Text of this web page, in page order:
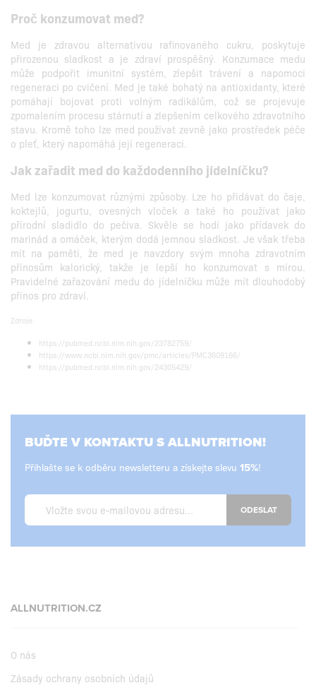
Proč konzumovat med?
Med je zdravou alternativou rafinovaného cukru, poskytuje
přirozenou sladkost a je zdraví prospěšný. Konzumace medu
může podpořit imunitní systém, zlepšit trávení a napomoci
regeneraci po cvičení. Med je také bohatý na antioxidanty, které
pomáhají bojovat proti volným radikálům, což se projevuje
zpomalením procesu stárnutí a zlepšením celkového zdravotního
stavu. Kromě toho lze med používat zevně jako prostředek péče
o pleť, který napomáhá její regeneraci.
Jak zařadit med do každodenního jídelníčku?
Med lze konzumovat různými způsoby. Lze ho přidávat do čaje,
koktejlů, jogurtu, ovesných vloček a také ho používat jako
přírodní sladidlo do pečiva. Skvěle se hodí jako přídavek do
marinád a omáček, kterým dodá jemnou sladkost. Je však třeba
mít na paměti, že med je navzdory svým mnoha zdravotním
přínosům kalorický, takže je lepší ho konzumovat s mírou.
Pravidelné zařazování medu do jídelníčku může mít dlouhodobý
přínos pro zdraví.
Zdroje:
https://pubmed.ncbi.nlm.nih.gov/23782759/
https://www.ncbi.nlm.nih.gov/pmc/articles/PMC3609166/
https://pubmed.ncbi.nlm.nih.gov/24305429/
BUĎTE V KONTAKTU S ALLNUTRITION!
Přihlašte se k odběru newsletteru a získejte slevu !
ODESLAT
ALLNUTRITION.CZ
O nás
Zásady ochrany osobních údajů